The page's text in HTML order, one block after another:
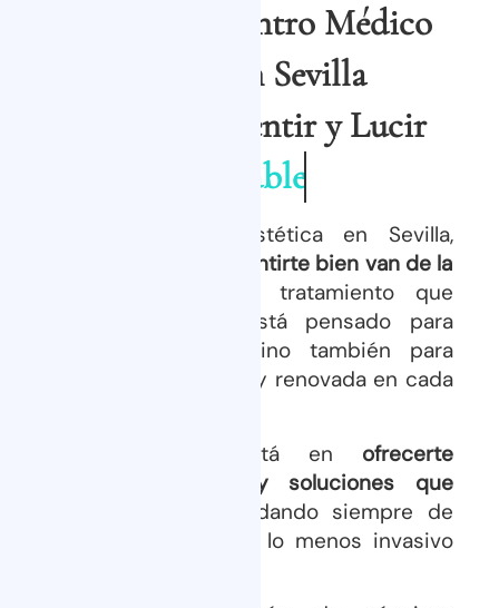
En Nuestro Centro Médico
Estético en Sevilla
Te Haremos Sentir y Lucir
Saludable
En nuestra clínica estética en Sevilla,
creemos que verte y sentirte bien van de la
. Por eso, cada tratamiento que
ofrecemos no solo está pensado para
mejorar tu imagen, sino también para
hacerte sentir cómoda y renovada en cada
Nuestro enfoque está en ofrecerte
resultados naturales y soluciones que
, cuidando siempre de
que el tratamiento sea lo menos invasivo